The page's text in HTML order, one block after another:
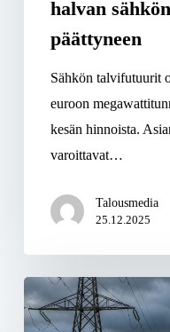
halvan
päättyneen
Sähkön talvifutuurit
euroon
kesän hinnoista.
varoittavat…
Talousmedia
25.12.2025
EU
torjui